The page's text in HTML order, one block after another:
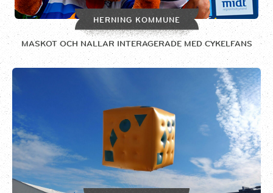
HERNING KOMMUNE
MASKOT OCH NALLAR INTERAGERADE MED CYKELFANS